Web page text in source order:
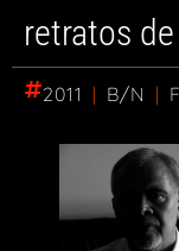
retratos
2011 | B/N |